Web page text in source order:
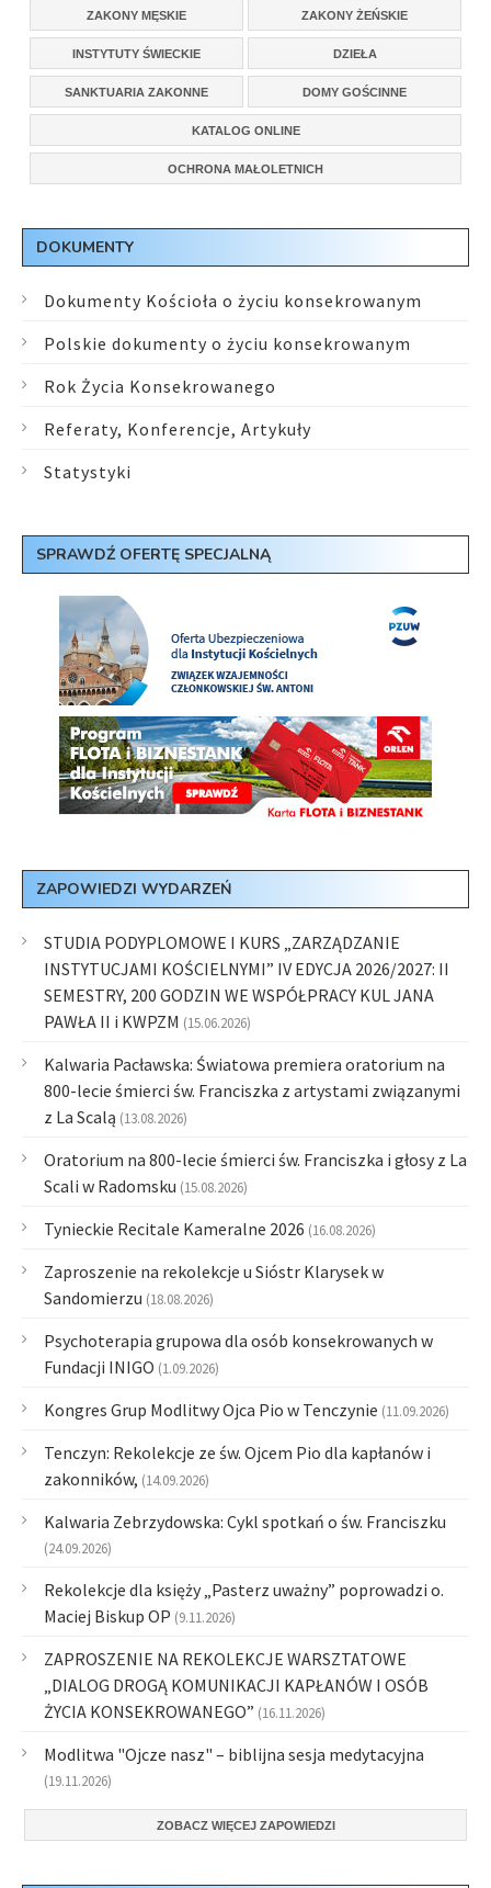
ZAKONY MĘSKIE ZAKONY ŻEŃSKIE
INSTYTUTY ŚWIECKIE DZIEŁA
SANKTUARIA ZAKONNE DOMY GOŚCINNE
KATALOG ONLINE
OCHRONA MAŁOLETNICH
DOKUMENTY
Dokumenty Kościoła o życiu konsekrowanym
Polskie dokumenty o życiu konsekrowanym
Rok Życia Konsekrowanego
Referaty, Konferencje, Artykuły
Statystyki
SPRAWDŹ OFERTĘ SPECJALNĄ
ZAPOWIEDZI WYDARZEŃ
STUDIA PODYPLOMOWE I KURS „ZARZĄDZANIE
INSTYTUCJAMI KOŚCIELNYMI” IV EDYCJA 2026/2027: II
SEMESTRY, 200 GODZIN WE WSPÓŁPRACY KUL JANA
PAWŁA II i KWPZM (15.06.2026)
Kalwaria Pacławska: Światowa premiera oratorium na
800-lecie śmierci św. Franciszka z artystami związanymi
z La Scalą (13.08.2026)
Oratorium na 800-lecie śmierci św. Franciszka i głosy z La
Scali w Radomsku (15.08.2026)
Tynieckie Recitale Kameralne 2026 (16.08.2026)
Zaproszenie na rekolekcje u Sióstr Klarysek w
Sandomierzu (18.08.2026)
Psychoterapia grupowa dla osób konsekrowanych w
Fundacji INIGO (1.09.2026)
Kongres Grup Modlitwy Ojca Pio w Tenczynie (11.09.2026)
Tenczyn: Rekolekcje ze św. Ojcem Pio dla kapłanów i
zakonników, (14.09.2026)
Kalwaria Zebrzydowska: Cykl spotkań o św. Franciszku
(24.09.2026)
Rekolekcje dla księży „Pasterz uważny” poprowadzi o.
Maciej Biskup OP (9.11.2026)
ZAPROSZENIE NA REKOLEKCJE WARSZTATOWE
„DIALOG DROGĄ KOMUNIKACJI KAPŁANÓW I OSÓB
ŻYCIA KONSEKROWANEGO” (16.11.2026)
Modlitwa "Ojcze nasz" – biblijna sesja medytacyjna
(19.11.2026)
ZOBACZ WIĘCEJ ZAPOWIEDZI